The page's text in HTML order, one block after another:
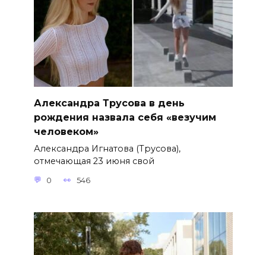
Александра Трусова в день
рождения назвала себя «везучим
человеком»
Александра Игнатова (Трусова),
отмечающая 23 июня свой
0 546